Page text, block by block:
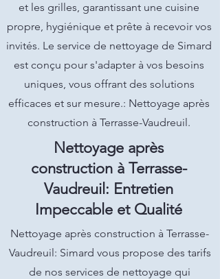
et les grilles, garantissant une cuisine
propre, hygiénique et prête à recevoir vos
invités. Le service de nettoyage de Simard
est conçu pour s'adapter à vos besoins
uniques, vous offrant des solutions
efficaces et sur mesure.: Nettoyage après
construction à Terrasse-Vaudreuil.
Nettoyage après
construction à Terrasse-
Vaudreuil: Entretien
Impeccable et Qualité
Nettoyage après construction à Terrasse-
Vaudreuil: Simard vous propose des tarifs
de nos services de nettoyage qui